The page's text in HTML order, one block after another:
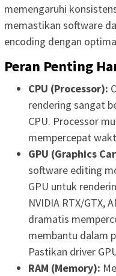
memengaruhi
memastikan software
encoding dengan
Peran Penting
CPU (Processor):
rendering sangat
CPU. Processor
mempercepat
GPU (Graphics
software editing
GPU untuk
NVIDIA RTX/GTX,
dramatis
membantu dalam
Pastikan driver
RAM (Memory):